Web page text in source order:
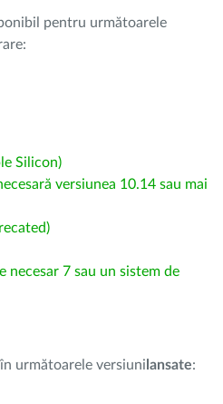
pentru următoarele
Silicon)
versiunea 10.14 sau mai
necesar 7 sau un sistem de
următoarele versiuni lansate: